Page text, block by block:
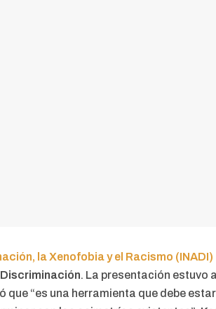
la Xenofobia y el Racismo (INADI)
. La presentación estuvo
que “es una herramienta que debe estar